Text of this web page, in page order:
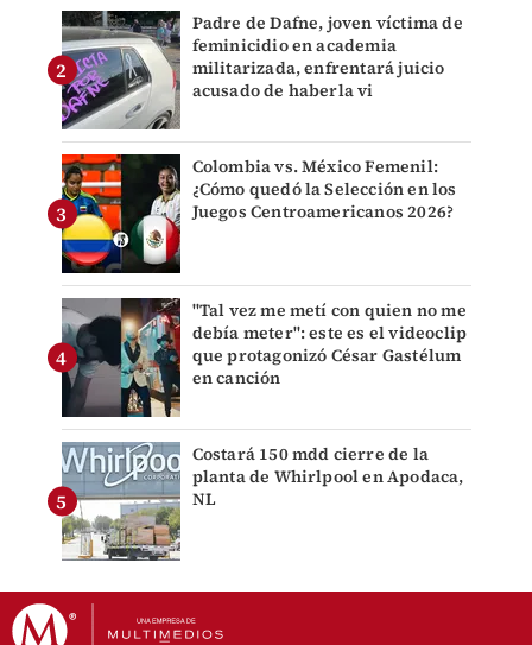
Padre de Dafne, joven víctima de
feminicidio en academia
militarizada, enfrentará juicio
acusado de haberla vi
Colombia vs. México Femenil:
¿Cómo quedó la Selección en los
Juegos Centroamericanos 2026?
"Tal vez me metí con quien no me
debía meter": este es el videoclip
que protagonizó César Gastélum
en canción
Costará 150 mdd cierre de la
planta de Whirlpool en Apodaca,
NL